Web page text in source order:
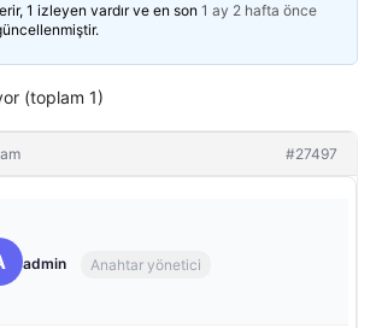
1 izleyen vardır ve en son 1 ay 2 hafta önce
(toplam 1)
#27497
admin Anahtar yönetici